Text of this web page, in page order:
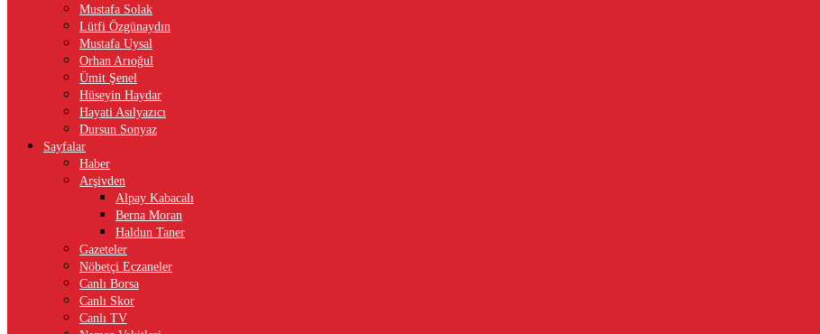
Mustafa Solak
Lütfi Özgünaydın
Mustafa Uysal
Orhan Arıoğul
Ümit Şenel
Hüseyin Haydar
Hayati Asılyazıcı
Dursun Sonyaz
Sayfalar
Haber
Arşivden
Alpay Kabacalı
Berna Moran
Haldun Taner
Gazeteler
Nöbetçi Eczaneler
Canlı Borsa
Canlı Skor
Canlı TV